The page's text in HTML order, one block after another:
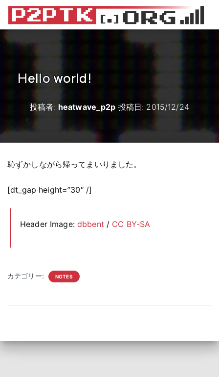
Hello world!
投稿者: heatwave_p2p 投稿日: 2015/12/24
恥ずかしながら帰ってまいりました。
[dt_gap height=”30″ /]
Header Image: dbbent / CC BY-SA
カテゴリー: NOTES